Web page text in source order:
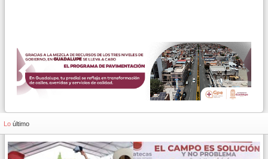
Lo último